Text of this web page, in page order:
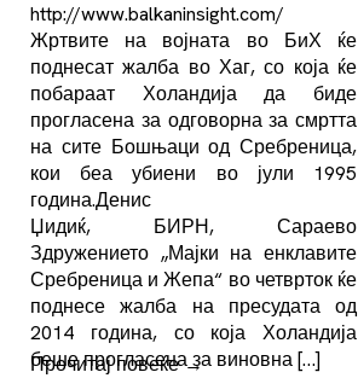
http://www.balkaninsight.com/
Жртвите на војната во БиХ ќе
поднесат жалба во Хаг, со која ќе
побараат Холандија да биде
прогласена за одговорна за смртта
на сите Бошњаци од Сребреница,
кои беа убиени во јули 1995
година.Денис
Џидиќ, БИРН, Сараево
Здружението „Мајки на енклавите
Сребреница и Жепа“ во четврток ќе
поднесе жалба на пресудата од
2014 година, со која Холандија
беше прогласена за виновна […]
Прочитај повеќе→